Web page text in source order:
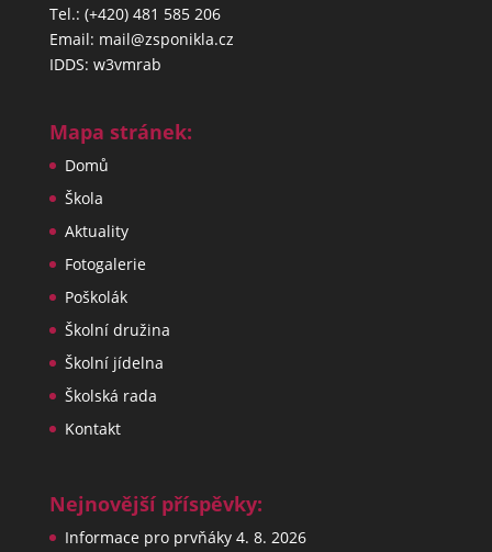
Tel.: (+420) 481 585 206
Email: mail@zsponikla.cz
IDDS: w3vmrab
Mapa stránek:
Domů
Škola
Aktuality
Fotogalerie
Poškolák
Školní družina
Školní jídelna
Školská rada
Kontakt
Nejnovější příspěvky:
Informace pro prvňáky 4. 8. 2026